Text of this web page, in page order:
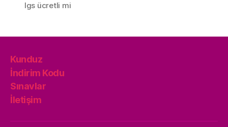
lgs ücretli mi
Kunduz
İndirim Kodu
Sınavlar
İletişim